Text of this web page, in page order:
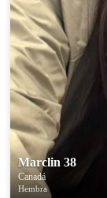
Marclin 38
Canadá
Hembra